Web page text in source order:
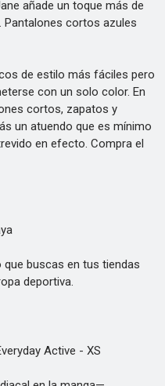
añade un toque más de
Pantalones cortos azules
de estilo más fáciles pero
con un solo color. En
cortos, zapatos y
un atuendo que es mínimo
en efecto. Compra el
buscas en tus tiendas
deportiva.
Active - XS